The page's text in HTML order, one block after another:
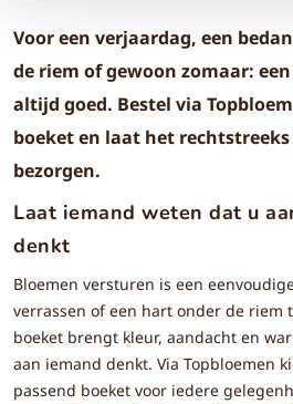
Voor een verjaardag, een
de riem of gewoon zomaar:
altijd goed. Bestel via
boeket en laat het
bezorgen.
Laat iemand weten dat u
denkt
Bloemen versturen is een
verrassen of een hart onder de riem
boeket brengt kleur, aandacht en
aan iemand denkt. Via Topbloemen
passend boeket voor iedere